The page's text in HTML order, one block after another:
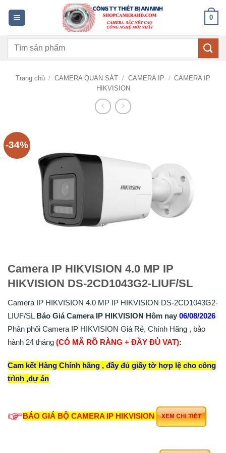
dung
0
Tìm
Trang chủ / CAMERA QUAN SÁT / CAMERA IP / CAMERA IP
HIKVISION
-34%
Camera IP HIKVISION 4.0 MP IP
HIKVISION DS-2CD1043G2-LIUF/SL
Camera IP HIKVISION 4.0 MP IP HIKVISION DS-2CD1043G2-
LIUF/SL Báo Giá Camera IP HIKVISION Hôm nay 06/08/2026
Phân phối Camera IP HIKVISION Giá Rẻ, Chính Hãng , bảo
hành 24 tháng (CÓ MÃ RÕ RÀNG + ĐẦY ĐỦ VAT):
Cam kết Hàng Chính hãng , đầy đủ giấy tờ hợp lệ cho công
trình ,dự án
BÁO GIÁ BỘ CAMERA IP HIKVISION